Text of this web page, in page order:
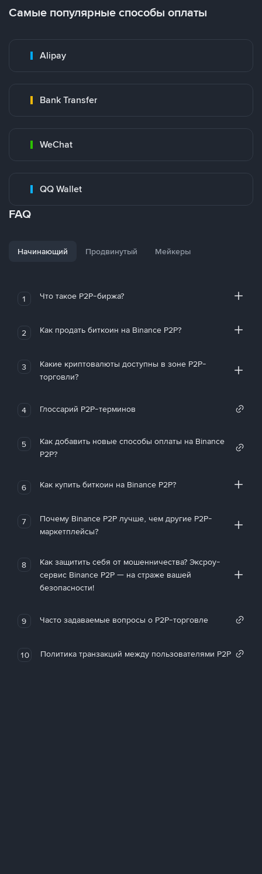
Самые популярные способы оплаты
Alipay
Bank Transfer
WeChat
QQ Wallet
FAQ
Начинающий Продвинутый Мейкеры
1 Что такое P2P-биржа?
2 Как продать биткоин на Binance P2P?
3
Какие криптовалюты доступны в зоне P2P-
торговли?
4 Глоссарий P2P-терминов
5
Как добавить новые способы оплаты на Binance
P2P?
6 Как купить биткоин на Binance P2P?
7
Почему Binance P2P лучше, чем другие P2P-
маркетплейсы?
8
Как защитить себя от мошенничества? Эксроу-
сервис Binance P2P — на страже вашей
безопасности!
9 Часто задаваемые вопросы о P2P-торговле
10 Политика транзакций между пользователями P2P